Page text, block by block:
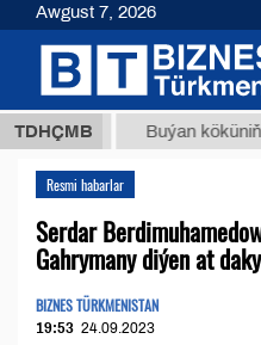
TDHÇMBBuýan köküniň
Resmi habarlar
Serdar
Gahrymany diýen at
BIZNES TÜRKMENISTAN
19:53 24.09.2023
Awgust 7, 2026